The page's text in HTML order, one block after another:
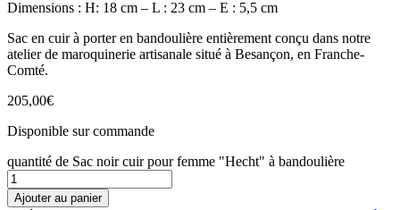
Dimensions : H: 18 cm – L : 23 cm – E : 5,5 cm
Sac en cuir à porter en bandoulière entièrement conçu dans notre
atelier de maroquinerie artisanale situé à Besançon, en Franche-
Comté.
205,00€
Disponible sur commande
quantité de Sac noir cuir pour femme "Hecht" à bandoulière
Ajouter au panier